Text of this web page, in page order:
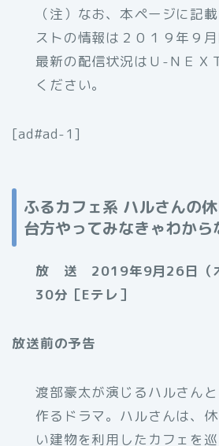
（注）なお、本ページに記
ストの情報は２０１９年９月
最新の配信状況はＵ-ＮＥＸ
ください。
[ad#ad-1]
ふるカフェ系 ハルさんの
台方やってみなきゃわから
放 送 2019年9月26日（
30分［Eテレ］
放送前の予告
渡部豪太が演じるハルさん
作るドラマ。ハルさんは、
い建物を利用したカフェを